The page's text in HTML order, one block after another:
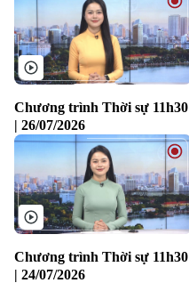
Chuyên mục
Thời sự
Chương trình Thời sự 11h30
| 26/07/2026
Chương trình Thời sự 11h30
| 24/07/2026